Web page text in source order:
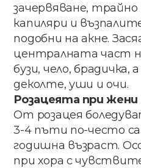
зачервяване,
капиляри и
подобни на акне.
централната част
бузи, чело, брадичка,
деколте, уши и очи.
Розацеята при
От розацея
3-4 пъти по-често
годишна възраст.
при хора с